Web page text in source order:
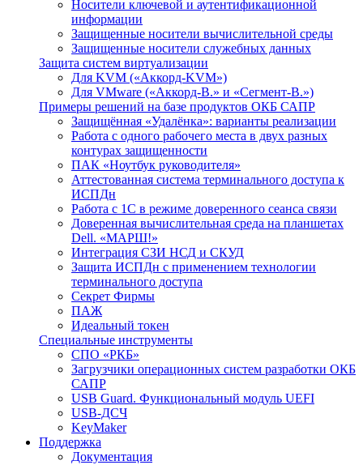
Носители ключевой и аутентификационной
информации
Защищенные носители вычислительной среды
Защищенные носители служебных данных
Защита систем виртуализации
Для KVM («Аккорд-KVM»)
Для VMware («Аккорд-В.» и «Сегмент-В.»)
Примеры решений на базе продуктов ОКБ САПР
Защищённая «Удалёнка»: варианты реализации
Работа с одного рабочего места в двух разных
контурах защищенности
ПАК «Ноутбук руководителя»
Аттестованная система терминального доступа к
ИСПДн
Работа с 1С в режиме доверенного сеанса связи
Доверенная вычислительная среда на планшетах
Dell. «МАРШ!»
Интеграция СЗИ НСД и СКУД
Защита ИСПДн с применением технологии
терминального доступа
Секрет Фирмы
ПАЖ
Идеальный токен
Специальные инструменты
СПО «РКБ»
Загрузчики операционных систем разработки ОКБ
САПР
USB Guard. Функциональный модуль UEFI
USB-ДСЧ
KeyMaker
Поддержка
Документация